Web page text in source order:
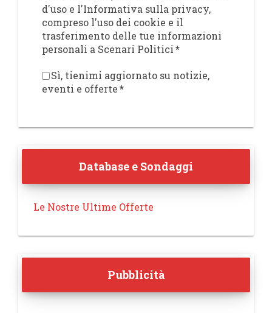
d'uso e l'Informativa sulla privacy,
compreso l'uso dei cookie e il
trasferimento delle tue informazioni
personali a Scenari Politici*
Sì, tienimi aggiornato su notizie,
eventi e offerte*
Database e Sondaggi
Le Nostre Ultime Offerte
Pubblicità